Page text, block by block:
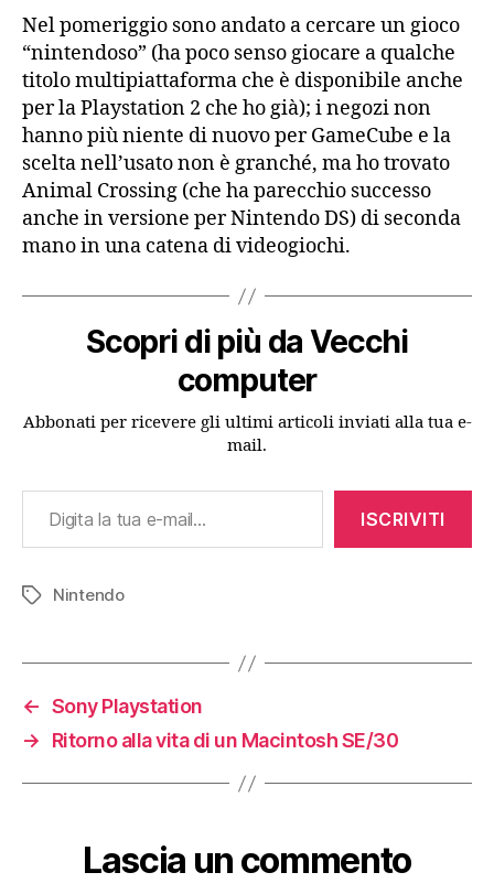
Nel pomeriggio sono andato a cercare un gioco
“nintendoso” (ha poco senso giocare a qualche
titolo multipiattaforma che è disponibile anche
per la Playstation 2 che ho già); i negozi non
hanno più niente di nuovo per GameCube e la
scelta nell’usato non è granché, ma ho trovato
Animal Crossing (che ha parecchio successo
anche in versione per Nintendo DS) di seconda
mano in una catena di videogiochi.
Scopri di più da Vecchi
computer
Abbonati per ricevere gli ultimi articoli inviati alla tua e-
mail.
Digita la tua e-mail...
ISCRIVITI
Tag Nintendo
← Sony Playstation
→
Ritorno alla vita di un Macintosh SE/30
Lascia un commento